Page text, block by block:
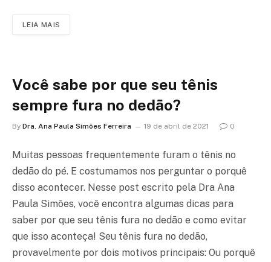
LEIA MAIS
Você sabe por que seu tênis
sempre fura no dedão?
By Dra. Ana Paula Simões Ferreira 19 de abril de 2021 0
Muitas pessoas frequentemente furam o tênis no
dedão do pé. E costumamos nos perguntar o porquê
disso acontecer. Nesse post escrito pela Dra Ana
Paula Simões, você encontra algumas dicas para
saber por que seu tênis fura no dedão e como evitar
que isso aconteça! Seu tênis fura no dedão,
provavelmente por dois motivos principais: Ou porquê